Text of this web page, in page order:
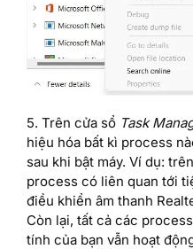
5. Trên cửa sổ Task
hiệu hóa bất kì process
sau khi bật máy. Ví dụ:
process có liên quan tới
điều khiển âm thanh
Còn lại, tất cả các
tính của bạn vẫn hoạt